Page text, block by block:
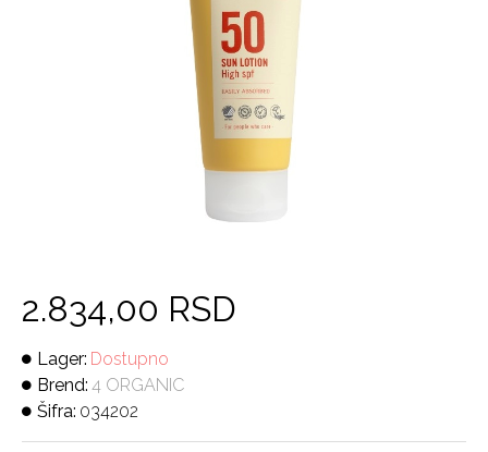
Lager: Dostupno
Brend: 4 ORGANIC
Šifra: 034202
2.834,00 RSD